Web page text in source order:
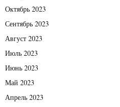
Октябрь 2023
Сентябрь 2023
Август 2023
Июль 2023
Июнь 2023
Май 2023
Апрель 2023